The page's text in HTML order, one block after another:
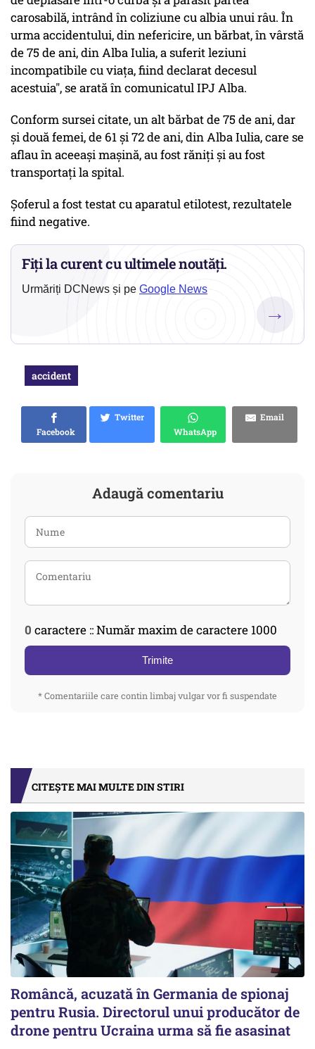
carosabilă, intrând în coliziune cu albia unui râu. În
urma accidentului, din nefericire, un bărbat, în vârstă
de 75 de ani, din Alba Iulia, a suferit leziuni
incompatibile cu viaţa, fiind declarat decesul
acestuia", se arată în comunicatul IPJ Alba.
Conform sursei citate, un alt bărbat de 75 de ani, dar
şi două femei, de 61 şi 72 de ani, din Alba Iulia, care se
aflau în aceeaşi maşină, au fost răniţi şi au fost
transportaţi la spital.
Şoferul a fost testat cu aparatul etilotest, rezultatele
fiind negative.
Fiți la curent cu ultimele noutăți.
Urmăriți DCNews și pe Google News
→
accident
Facebook
Twitter
WhatsApp
Email
Adaugă comentariu
0 caractere :: Număr maxim de caractere 1000
Trimite
* Comentariile care contin limbaj vulgar vor fi suspendate
CITEȘTE MAI MULTE DIN STIRI
Româncă, acuzată în Germania de spionaj
pentru Rusia. Directorul unui producător de
drone pentru Ucraina urma să fie asasinat